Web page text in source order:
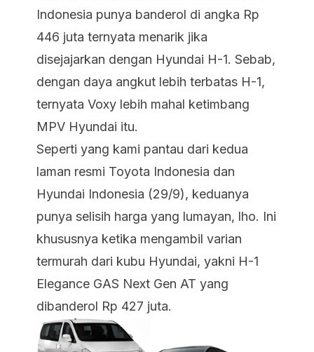
Indonesia punya banderol di angka Rp
446 juta ternyata menarik jika
disejajarkan dengan Hyundai H-1. Sebab,
dengan daya angkut lebih terbatas H-1,
ternyata Voxy lebih mahal ketimbang
MPV Hyundai itu.
Seperti yang kami pantau dari kedua
laman resmi Toyota Indonesia dan
Hyundai Indonesia (29/9), keduanya
punya selisih harga yang lumayan, lho. Ini
khususnya ketika mengambil varian
termurah dari kubu Hyundai, yakni H-1
Elegance GAS Next Gen AT yang
dibanderol Rp 427 juta.